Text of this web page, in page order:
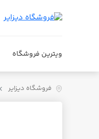
ویترین فروشگاه
فروشگاه دیزایر